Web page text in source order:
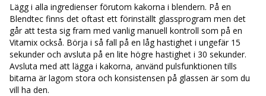
Lägg i alla ingredienser förutom kakorna i blendern. På en
Blendtec finns det oftast ett förinställt glassprogram men det
går att testa sig fram med vanlig manuell kontroll som på en
Vitamix också. Börja i så fall på en låg hastighet i ungefär 15
sekunder och avsluta på en lite högre hastighet i 30 sekunder.
Avsluta med att lägga i kakorna, använd pulsfunktionen tills
bitarna är lagom stora och konsistensen på glassen är som du
vill ha den.